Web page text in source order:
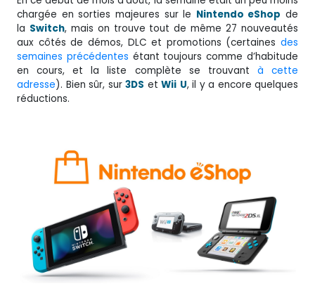
chargée en sorties majeures sur le Nintendo eShop de
la Switch, mais on trouve tout de même 27 nouveautés
aux côtés de démos, DLC et promotions (certaines des
semaines précédentes étant toujours comme d’habitude
en cours, et la liste complète se trouvant à cette
adresse). Bien sûr, sur 3DS et Wii U, il y a encore quelques
réductions.